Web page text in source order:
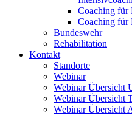
Coaching für
Coaching für
Bundeswehr
Rehabilitation
Kontakt
Standorte
Webinar
Webinar Übersicht
Webinar Übersicht
Webinar Übersicht